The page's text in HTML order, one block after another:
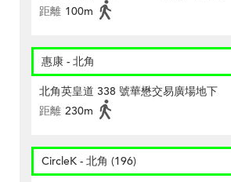
距離 100m
惠康 - 北角
北角英皇道 338 號華懋交易廣場地下
距離 230m
CircleK - 北角 (196)